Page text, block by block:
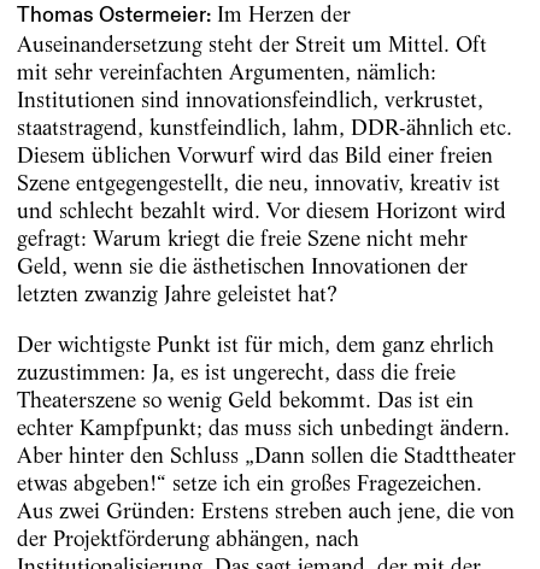
Thomas Ostermeier:Im Herzen der
Auseinandersetzung steht der Streit um Mittel. Oft
mit sehr vereinfachten Argumenten, nämlich:
Institutionen sind innovationsfeindlich, verkrustet,
staatstragend, kunstfeindlich, lahm, DDR-ähnlich etc.
Diesem üblichen Vorwurf wird das Bild einer freien
Szene entgegengestellt, die neu, innovativ, kreativ ist
und schlecht bezahlt wird. Vor diesem Horizont wird
gefragt: Warum kriegt die freie Szene nicht mehr
Geld, wenn sie die ästhetischen Innovationen der
letzten zwanzig Jahre geleistet hat?
Der wichtigste Punkt ist für mich, dem ganz ehrlich
zuzustimmen: Ja, es ist ungerecht, dass die freie
Theaterszene so wenig Geld bekommt. Das ist ein
echter Kampfpunkt; das muss sich unbedingt ändern.
Aber hinter den Schluss „Dann sollen die Stadttheater
etwas abgeben!“ setze ich ein großes Fragezeichen.
Aus zwei Gründen: Erstens streben auch jene, die von
der Projektförderung abhängen, nach